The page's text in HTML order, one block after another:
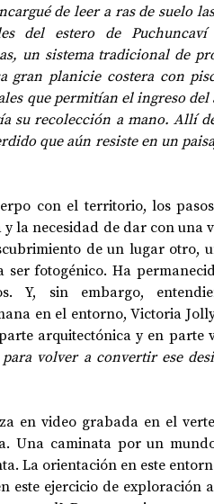
de leer a ras de suelo
del estero de
un sistema tradicional de
gran planicie costera con
que permitían el ingreso del
su recolección a mano. Allí
que aún resiste en un
con el territorio, los
la necesidad de dar con una
de un lugar otro,
ser fotogénico. Ha
Y, sin embargo,
en el entorno, Victoria
arquitectónica y en parte
volver a convertir ese
en video grabada en el
Una caminata por un
La orientación en este
este ejercicio de